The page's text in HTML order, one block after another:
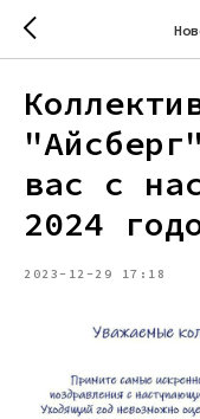
вас с
2024
2023-12-29 17:18